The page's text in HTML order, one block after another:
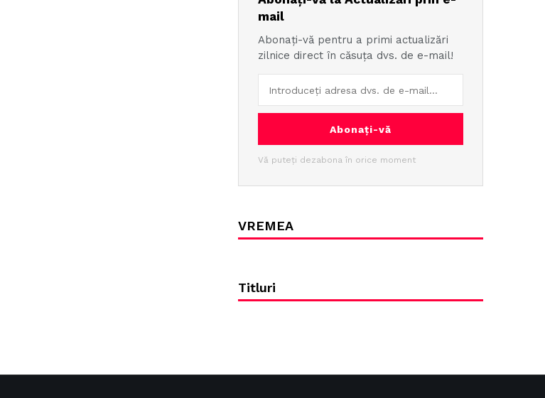
mail
Abonați-vă pentru a primi actualizări
zilnice direct în căsuța dvs. de e-mail!
Abonați-vă
Vă puteți dezabona în orice moment
VREMEA
Titluri